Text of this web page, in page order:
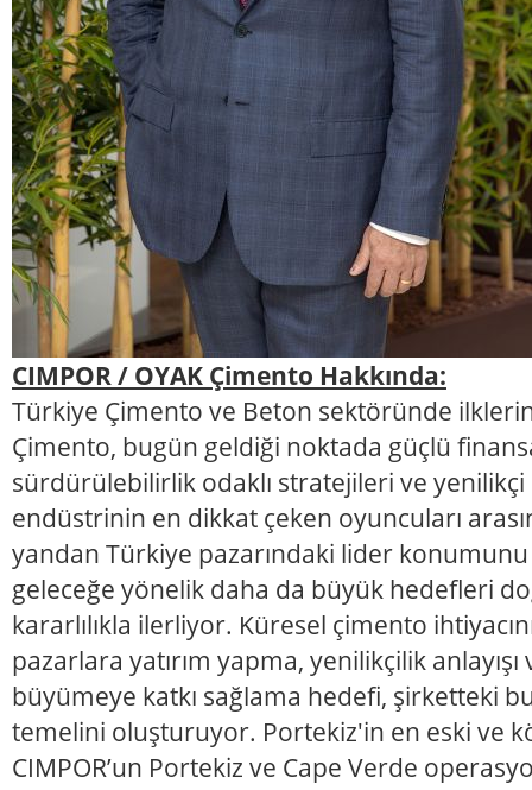
CIMPOR / OYAK Çimento Hakkında:
Türkiye Çimento ve Beton sektöründe
Çimento, bugün geldiği noktada güçlü
sürdürülebilirlik odaklı stratejileri ve yenilikçi
endüstrinin en dikkat çeken oyuncuları
yandan Türkiye pazarındaki lider
geleceğe yönelik daha da büyük hedefleri
kararlılıkla ilerliyor. Küresel çimento
pazarlara yatırım yapma, yenilikçilik
büyümeye katkı sağlama hedefi, şirketteki
temelini oluşturuyor. Portekiz'in en eski ve
CIMPOR’un Portekiz ve Cape Verde